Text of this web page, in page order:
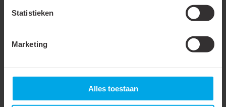
Statistieken
Marketing
Alles toestaan
Panflex - Datasheet - Ventilatieslang - AM2